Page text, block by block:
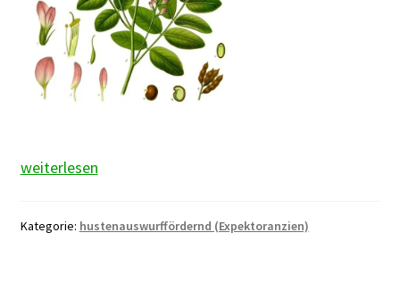
Süßholzwurzel
weiterlesen
Kategorie: hustenauswurffördernd (Expektoranzien)